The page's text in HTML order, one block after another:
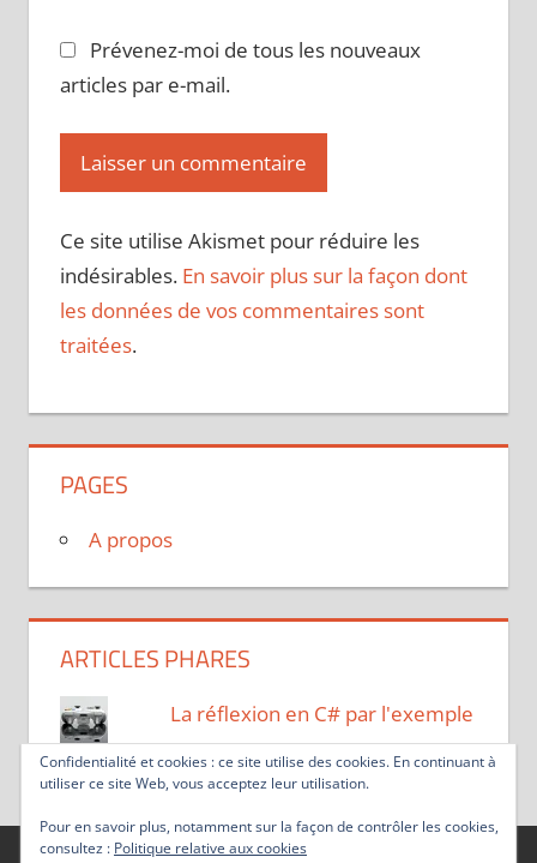
Prévenez-moi de tous les nouveaux
articles par e-mail.
Ce site utilise Akismet pour réduire les
indésirables. En savoir plus sur la façon dont
les données de vos commentaires sont
traitées.
PAGES
A propos
ARTICLES PHARES
La réflexion en C# par l'exemple
Confidentialité et cookies : ce site utilise des cookies. En continuant à
utiliser ce site Web, vous acceptez leur utilisation.
Pour en savoir plus, notamment sur la façon de contrôler les cookies,
consultez : Politique relative aux cookies